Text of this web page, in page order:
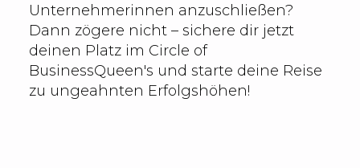
Unternehmerinnen anzuschließen?
Dann zögere nicht – sichere dir jetzt
deinen Platz im Circle of
BusinessQueen's und starte deine Reise
zu ungeahnten Erfolgshöhen!